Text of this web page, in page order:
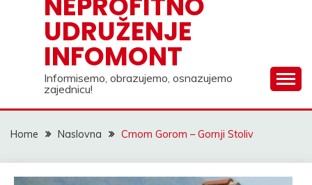
UDRUŽENJE
INFOMONT
Informisemo, obrazujemo, osnazujemo
zajednicu!
Home Naslovna Crnom Gorom – Gornji Stoliv